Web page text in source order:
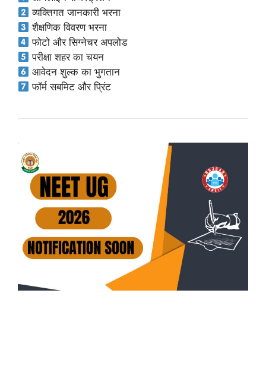
व्यक्तिगत जानकारी भरना
शैक्षणिक विवरण भरना
फोटो और सिग्नेचर अपलोड
परीक्षा शहर का चयन
आवेदन शुल्क का भुगतान
फॉर्म सबमिट और प्रिंट